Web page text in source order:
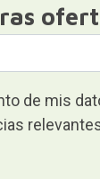
de mis